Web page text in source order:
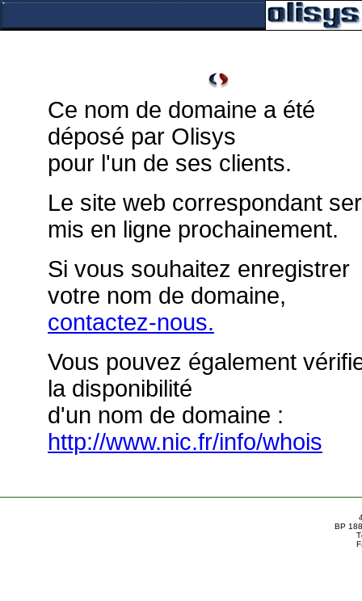
Ce nom de domaine a été
déposé par Olisys
pour l'un de ses clients.
Le site web correspondant
mis en ligne prochainement.
Si vous souhaitez enregistrer
votre nom de domaine,
contactez-nous.
Vous pouvez également
la disponibilité
d'un nom de domaine :
http://www.nic.fr/info/whois
BP